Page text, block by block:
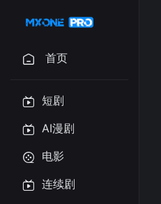
首页
短剧
AI漫剧
电影
连续剧